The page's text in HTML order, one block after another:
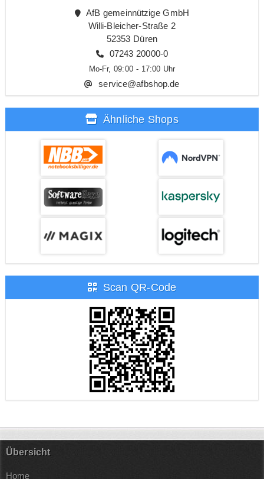
AfB gemeinnützige GmbH
Willi-Bleicher-Straße 2
52353 Düren
07243 20000-0
Mo-Fr, 09:00 - 17:00 Uhr
service@afbshop.de
Ähnliche Shops
Scan QR-Code
Übersicht
Home